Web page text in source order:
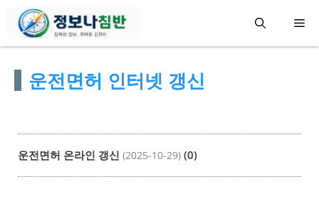
메
운전면허 인터넷 갱신
운전면허 온라인 갱신 (2025-10-29) (0)